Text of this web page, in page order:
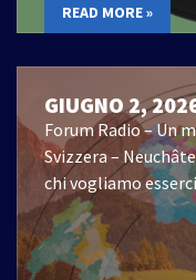
READ MORE »
GIUGNO 2,
Forum Radio – Un
Svizzera –
chi vogliamo esserci